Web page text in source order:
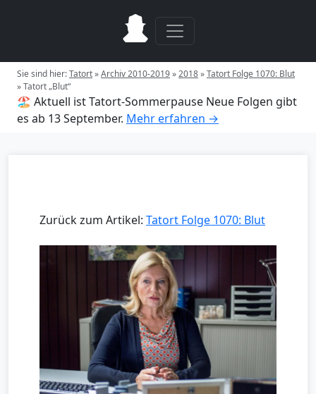
Sie sind hier:Tatort»Archiv 2010-2019»2018»Tatort Folge 1070: Blut
»Tatort „Blut“
🏖️ Aktuell ist Tatort-Sommerpause Neue Folgen gibt
es ab 13 September. Mehr erfahren →
Zurück zum Artikel: Tatort Folge 1070: Blut